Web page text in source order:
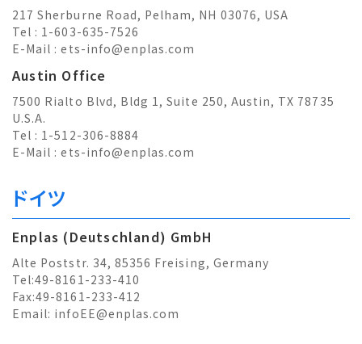
217 Sherburne Road, Pelham, NH 03076, USA
Tel : 1-603-635-7526
E-Mail :ets-info@enplas.com
Austin Office
7500 Rialto Blvd, Bldg 1, Suite 250, Austin, TX 78735
U.S.A.
Tel : 1-512-306-8884
E-Mail :ets-info@enplas.com
ドイツ
Enplas (Deutschland) GmbH
Alte Poststr. 34, 85356 Freising, Germany
Tel:49-8161-233-410
Fax:49-8161-233-412
Email: infoEE@enplas.com